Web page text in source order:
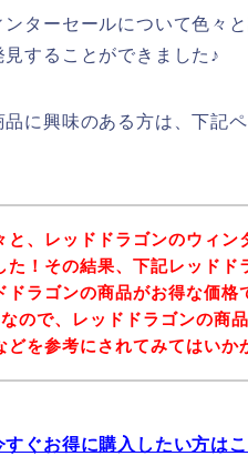
ターセールについて色々
することができました♪
に興味のある方は、下記
と、レッドドラゴンのウィン
た！その結果、下記レッドド
ドラゴンの商品がお得な価格
ので、レッドドラゴンの商
どを参考にされてみてはいか
ぐお得に購入したい方は